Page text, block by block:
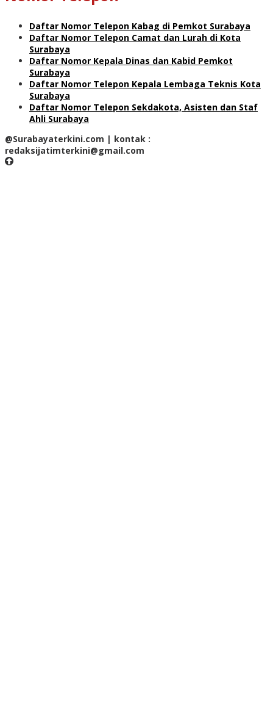
Daftar Nomor Telepon Kabag di Pemkot Surabaya
Daftar Nomor Telepon Camat dan Lurah di Kota
Surabaya
Daftar Nomor Kepala Dinas dan Kabid Pemkot
Surabaya
Daftar Nomor Telepon Kepala Lembaga Teknis Kota
Surabaya
Daftar Nomor Telepon Sekdakota, Asisten dan Staf
Ahli Surabaya
@Surabayaterkini.com | kontak :
redaksijatimterkini@gmail.com